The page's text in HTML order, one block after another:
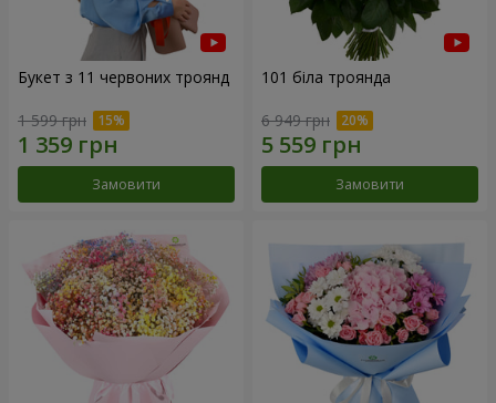
Букет з 11 червоних троянд
1 599 грн
Замовити
101 біла троянда
6 949 грн
Замовити